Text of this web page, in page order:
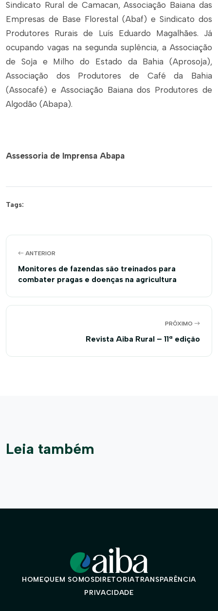
Sindicato Rural de Camacan, Associação Baiana das
Empresas de Base Florestal (Abaf) e Sindicato dos
Produtores Rurais de Luís Eduardo Magalhães. Já
ocupando vagas na segunda suplência, a Associação
de Soja e Milho do Estado da Bahia (Aprosoja),
Associação dos Produtores de Café da Bahia
(Assocafé) e Associação Baiana dos Produtores de
Algodão (Abapa).
Assessoria de Imprensa Abapa
Tags:
ANTERIOR
Monitores de fazendas são treinados para
combater pragas e doenças na agricultura
PRÓXIMO
Revista Aiba Rural – 11ª edição
Leia também
HOMEQUEM SOMOSDIRETORIATRANSPARÊNCIA
PRIVACIDADE